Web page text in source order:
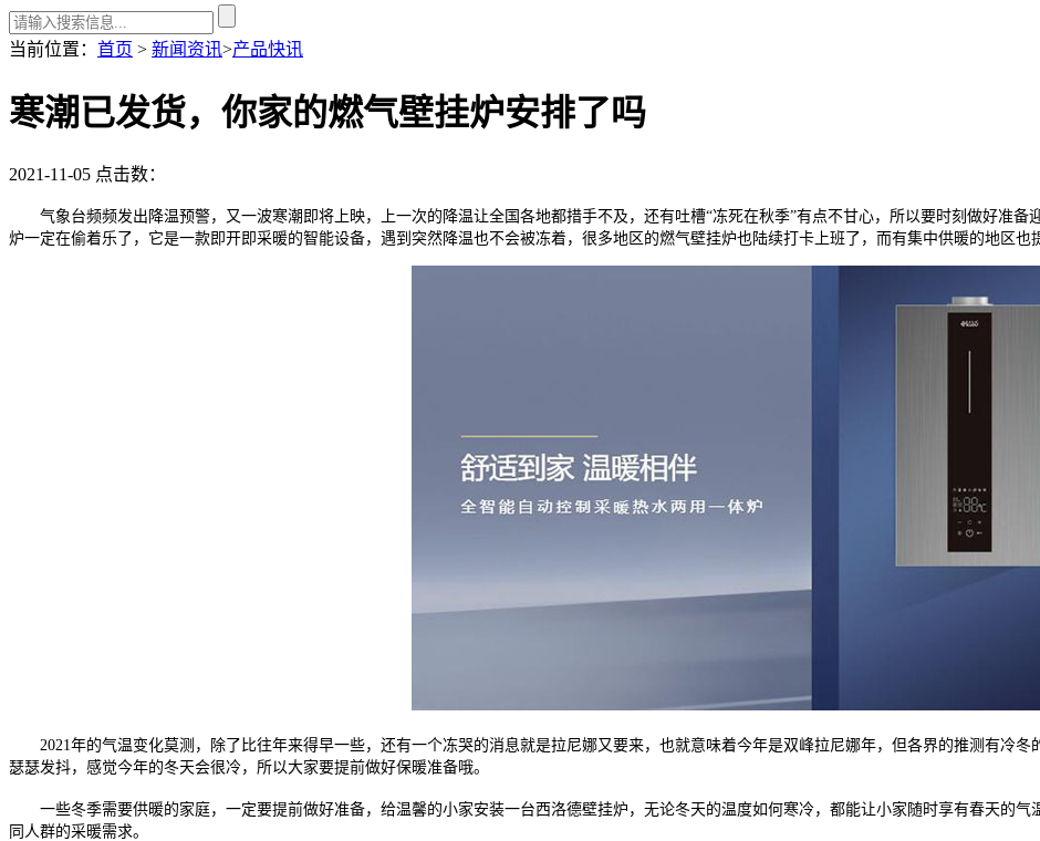
当前位置： 首页 > 新闻资讯>产品快讯
寒潮已发货，你家的燃气壁挂炉安排了吗
2021-11-05 点击数：
气象台频频发出降温预警，又一波寒潮即将上映，上一次的降温让全国各地都措手不及，还有吐槽“冻死在秋季”有点不甘心，所以要时刻做好准备
炉一定在偷着乐了，它是一款即开即采暖的智能设备，遇到突然降温也不会被冻着，很多地区的燃气壁挂炉也陆续打卡上班了，而有集中供暖的地区也
2021年的气温变化莫测，除了比往年来得早一些，还有一个冻哭的消息就是拉尼娜又要来，也就意味着今年是双峰拉尼娜年，但各界的推测有冷冬
瑟瑟发抖，感觉今年的冬天会很冷，所以大家要提前做好保暖准备哦。
一些冬季需要供暖的家庭，一定要提前做好准备，给温馨的小家安装一台西洛德壁挂炉，无论冬天的温度如何寒冷，都能让小家随时享有春天的气
同人群的采暖需求。